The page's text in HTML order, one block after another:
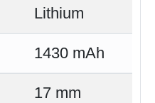
Lithium
1430 mAh
17 mm